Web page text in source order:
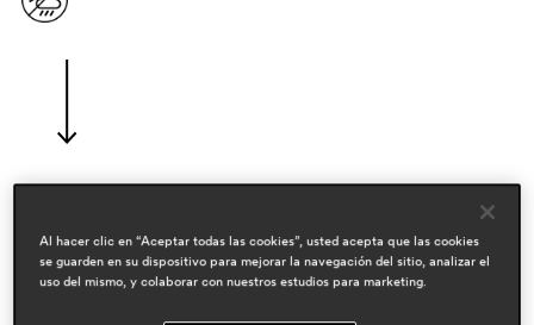
diseñadores
claudio dondoli & marco pocci
Al hacer clic en “Aceptar todas las cookies”, usted acepta que las cookies
se guarden en su dispositivo para mejorar la navegación del sitio, analizar el
uso del mismo, y colaborar con nuestros estudios para marketing.